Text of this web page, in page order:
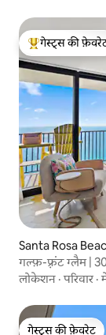
गेस्ट्स का टॉप
गेस्ट्स की
Santa Rosa
गल्फ़-फ़्रंट ग्लैम |
लोकेशन ·परिवार ·
गेस्ट्स की फ़ेवरेट